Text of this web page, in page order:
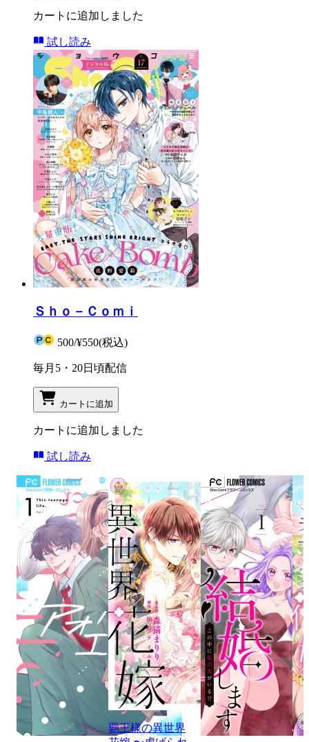
カートに追加しました
試し読み
Ｓｈｏ－Ｃｏｍｉ
500/¥550(税込)
毎月5・20日頃配信
カートに追加
カートに追加しました
試し読み
覇王様の異世界